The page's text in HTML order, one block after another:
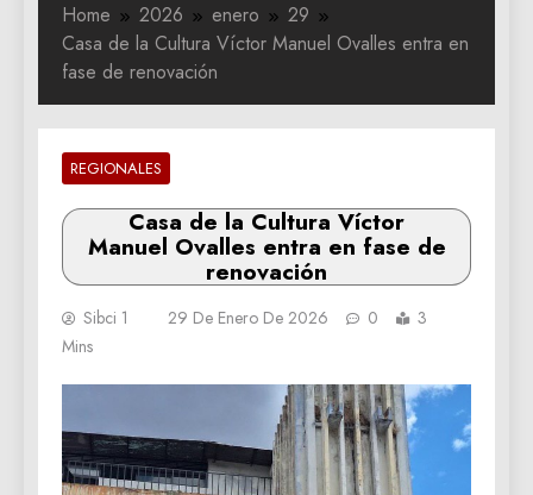
Home 2026 enero
29
Casa de la Cultura Víctor Manuel Ovalles entra en
fase de renovación
REGIONALES
Casa de la Cultura Víctor
Manuel Ovalles entra en fase de
renovación
Sibci 1 29 De Enero De 2026 0
3
Mins